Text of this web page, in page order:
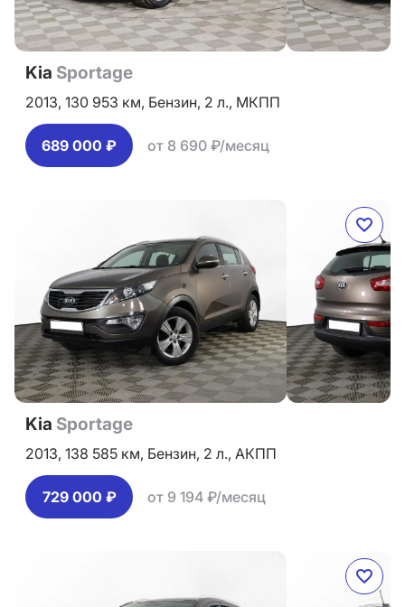
Kia Sportage
2013, 130 953 км, Бензин, 2 л., МКПП
689 000 ₽ от 8 690 ₽/месяц
Kia Sportage
2013, 138 585 км, Бензин, 2 л., АКПП
729 000 ₽ от 9 194 ₽/месяц